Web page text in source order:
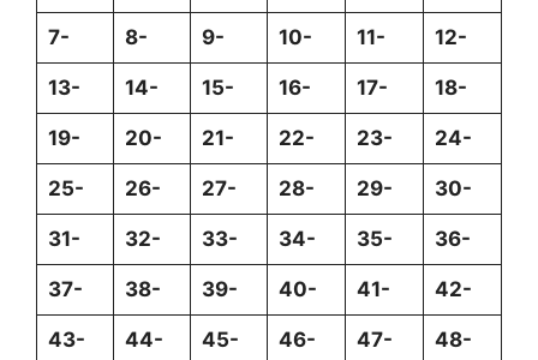
7- 8- 9- 10- 11- 12-
13- 14- 15- 16- 17- 18-
19- 20- 21- 22- 23- 24-
25- 26- 27- 28- 29- 30-
31- 32- 33- 34- 35- 36-
37- 38- 39- 40- 41- 42-
43- 44- 45- 46- 47- 48-